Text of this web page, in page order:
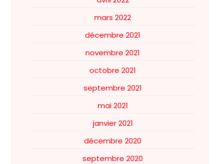
mars 2022
décembre 2021
novembre 2021
octobre 2021
septembre 2021
mai 2021
janvier 2021
décembre 2020
septembre 2020